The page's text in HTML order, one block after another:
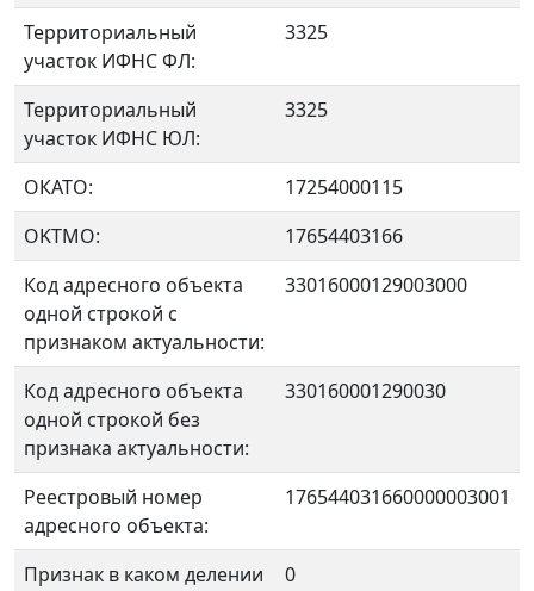
Территориальный
участок ИФНС ФЛ:
3325
Территориальный
участок ИФНС ЮЛ:
3325
ОКАТО:
17254000115
OKTMO:
17654403166
Код адресного объекта
одной строкой с
признаком актуальности:
33016000129003000
Код адресного объекта
одной строкой без
признака актуальности:
330160001290030
Реестровый номер
адресного объекта:
176544031660000003001
Признак в каком делении
0